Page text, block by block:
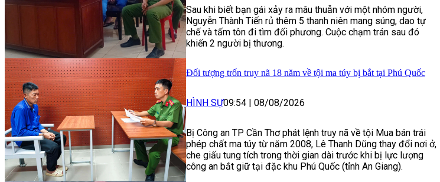
Sau khi biết bạn gái xảy ra mâu thuẫn với một nhóm người,
Nguyễn Thành Tiến rủ thêm 5 thanh niên mang súng, dao tự
chế và tấm tôn đi tìm đối phương. Cuộc chạm trán sau đó
khiến 2 người bị thương.
Đối tượng trốn truy nã 18 năm về tội ma túy bị bắt tại Phú Quốc
HÌNH SỰ09:54 | 08/08/2026
Bị Công an TP Cần Thơ phát lệnh truy nã về tội Mua bán trái
phép chất ma túy từ năm 2008, Lê Thanh Dũng thay đổi nơi ở,
che giấu tung tích trong thời gian dài trước khi bị lực lượng
công an bắt giữ tại đặc khu Phú Quốc (tỉnh An Giang).